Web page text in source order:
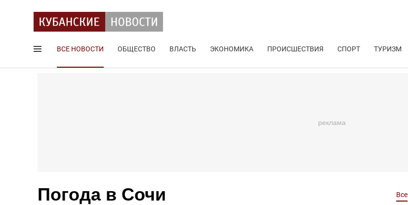
ВСЕ НОВОСТИ ОБЩЕСТВО ВЛАСТЬ ЭКОНОМИКА ПРОИСШЕСТВИЯ СПОРТ ТУРИЗМ
Погода в Сочи Все